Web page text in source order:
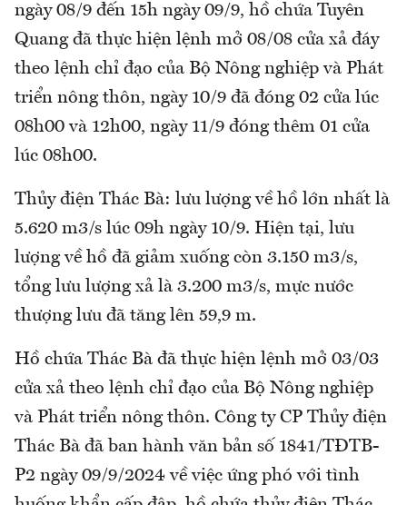
ngày 08/9 đến 15h ngày 09/9, hồ chứa Tuyên
Quang đã thực hiện lệnh mở 08/08 cửa xả đáy
theo lệnh chỉ đạo của Bộ Nông nghiệp và Phát
triển nông thôn, ngày 10/9 đã đóng 02 cửa lúc
08h00 và 12h00, ngày 11/9 đóng thêm 01 cửa
lúc 08h00.
Thủy điện Thác Bà: lưu lượng về hồ lớn nhất là
5.620 m3/s lúc 09h ngày 10/9. Hiện tại, lưu
lượng về hồ đã giảm xuống còn 3.150 m3/s,
tổng lưu lượng xả là 3.200 m3/s, mực nước
thượng lưu đã tăng lên 59,9 m.
Hồ chứa Thác Bà đã thực hiện lệnh mở 03/03
cửa xả theo lệnh chỉ đạo của Bộ Nông nghiệp
và Phát triển nông thôn. Công ty CP Thủy điện
Thác Bà đã ban hành văn bản số 1841/TĐTB-
P2 ngày 09/9/2024 về việc ứng phó với tình